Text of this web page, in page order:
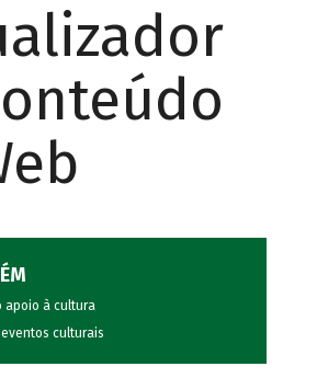
apoio à cultura
culturais